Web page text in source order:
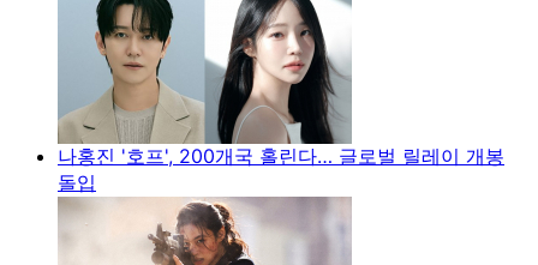
나홍진 '호프', 200개국 홀린다… 글로벌 릴레이 개봉
돌입